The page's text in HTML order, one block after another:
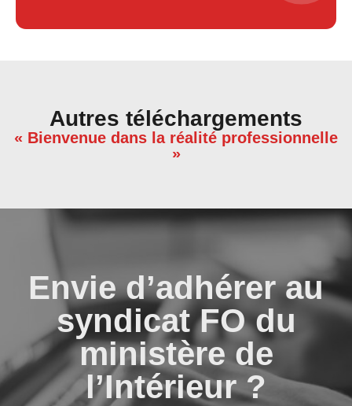
Autres téléchargements
« Bienvenue dans la réalité professionnelle
»
Envie d’adhérer au
syndicat FO du
ministère de
l’Intérieur ?